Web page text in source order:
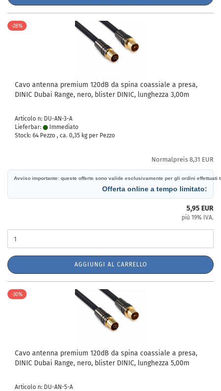
-28%
Cavo antenna premium 120dB da spina coassiale a presa,
DINIC Dubai Range, nero, blister DINIC, lunghezza 3,00m
Articolo n: DU-AN-3-A
Lieferbar:
Immediato
Stock: 64 Pezzo , ca. 0,35 kg per Pezzo
Normalpreis 8,31 EUR
Avviso importante: queste offerte sono valide esclusivamente per gli ordini
Offerta online a tempo limitato:
5,95 EUR
più 19% IVA.
AGGIUNGI AL CARRELLO
-30%
Cavo antenna premium 120dB da spina coassiale a presa,
DINIC Dubai Range, nero, blister DINIC, lunghezza 5,00m
Articolo n: DU-AN-5-A